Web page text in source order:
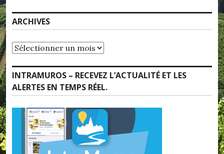
ARCHIVES
Archives
INTRAMUROS – RECEVEZ L’ACTUALITÉ ET LES
ALERTES EN TEMPS RÉEL.